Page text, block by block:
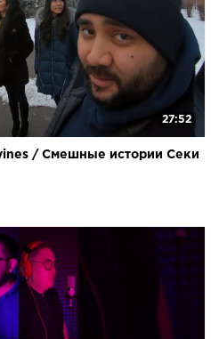
27:52
/ Смешные истории Секи